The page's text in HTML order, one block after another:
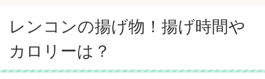
レンコンの揚げ物！揚げ時間や
カロリーは？